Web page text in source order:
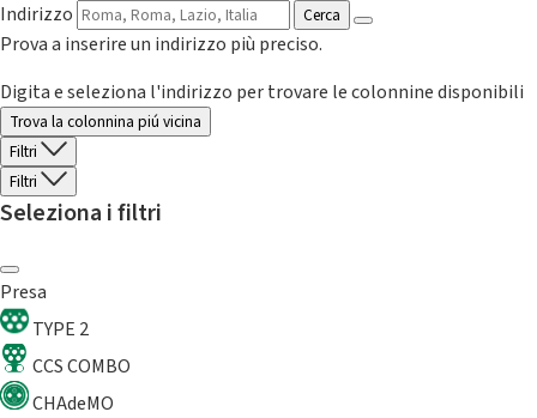
Indirizzo
Cerca
Prova a inserire un indirizzo più preciso.
Digita e seleziona l'indirizzo per trovare le colonnine disponibili
Trova la colonnina piú vicina
Filtri
Filtri
Seleziona i filtri
Presa
TYPE 2
CCS COMBO
CHAdeMO